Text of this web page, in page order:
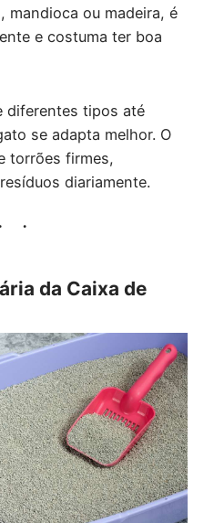
mandioca ou madeira, é
e costuma ter boa
diferentes tipos até
se adapta melhor. O
torrões firmes,
diariamente.
da Caixa de